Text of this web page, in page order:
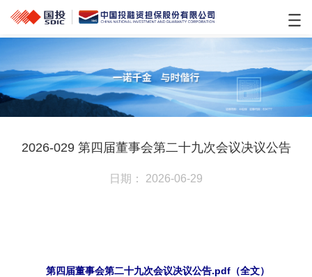
2026-029 第四届董事会第二十九次会议决议公告
日期： 2026-06-29
第四届董事会第二十九次会议决议公告.pdf（全文）